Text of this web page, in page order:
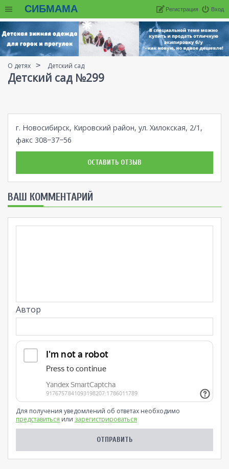
СИБМАМА Вход
Регистрация
О детях Детский сад
Детский сад №299
г. Новосибирск, Кировский район, ул. Хилокская, 2/1,
факс 308−37−56
ОСТАВИТЬ ОТЗЫВ
ВАШ КОММЕНТАРИЙ
Автор
Для получения уведомлений об ответах необходимо
представиться или зарегистрироваться